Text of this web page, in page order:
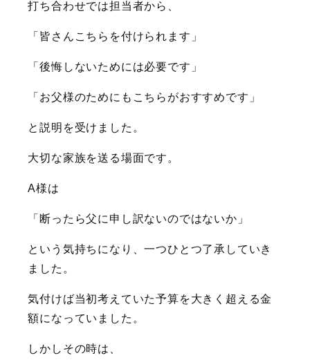
打ち合わせでは担当者から、
「皆さんこちらを付けられます」
「後悔しないためには必要です」
「お父様のためにもこちらがおすすめです」
と説明を受けました。
大切な家族を送る場面です。
A様は
「断ったら父に申し訳ないのではないか」
という気持ちになり、一つひとつ了承していき
ました。
気付けば当初考えていた予算を大きく超える金
額になっていました。
しかしその時は、